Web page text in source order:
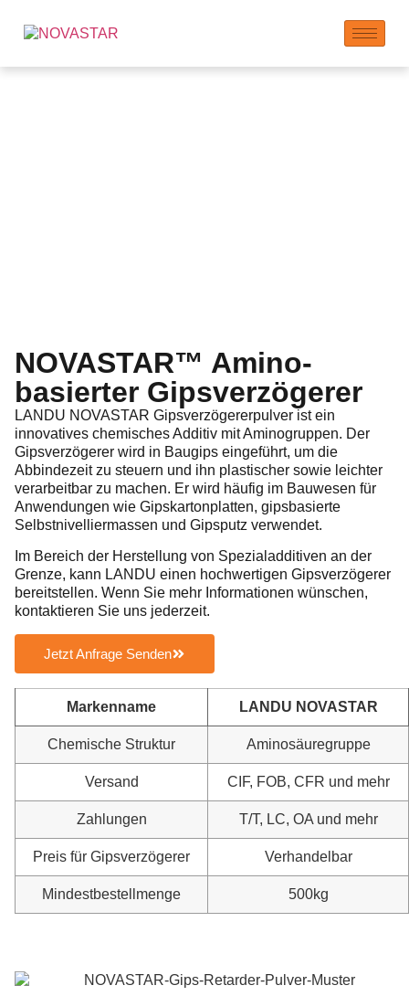
NOVASTAR™ Amino-
basierter Gipsverzögerer
LANDU NOVASTAR Gipsverzögererpulver ist ein
innovatives chemisches Additiv mit Aminogruppen. Der
Gipsverzögerer wird in Baugips eingeführt, um die
Abbindezeit zu steuern und ihn plastischer sowie leichter
verarbeitbar zu machen. Er wird häufig im Bauwesen für
Anwendungen wie Gipskartonplatten, gipsbasierte
Selbstnivelliermassen und Gipsputz verwendet.
Im Bereich der Herstellung von Spezialadditiven an der
Grenze, kann LANDU einen hochwertigen Gipsverzögerer
bereitstellen. Wenn Sie mehr Informationen wünschen,
kontaktieren Sie uns jederzeit.
Jetzt Anfrage Senden
Markenname LANDU NOVASTAR
Chemische Struktur Aminosäuregruppe
Versand CIF, FOB, CFR und mehr
Zahlungen T/T, LC, OA und mehr
Preis für Gipsverzögerer Verhandelbar
Mindestbestellmenge 500kg